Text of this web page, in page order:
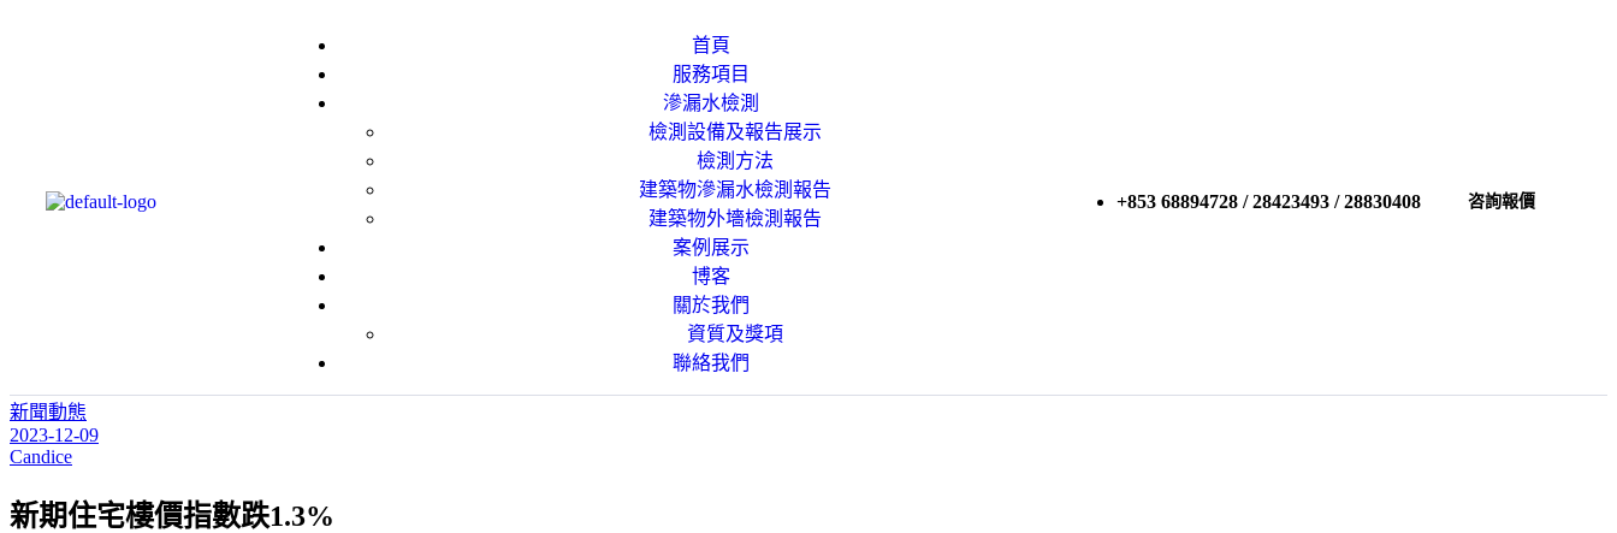
首頁
服務項目
滲漏水檢測
檢測設備及報告展示
檢測方法
建築物滲漏水檢測報告
建築物外墻檢測報告
案例展示
博客
關於我們
資質及獎項
聯絡我們
+853 68894728 / 28423493 / 28830408 咨詢報價
新聞動態
2023-12-09
Candice
新期住宅樓價指數跌1.3%